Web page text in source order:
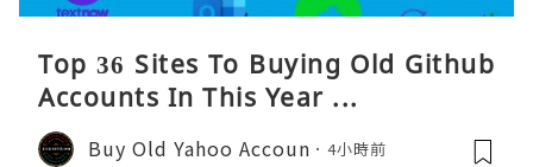
Top 36 Sites To Buying Old Github
Accounts In This Year ...
Buy Old Yahoo Accoun 4小時前